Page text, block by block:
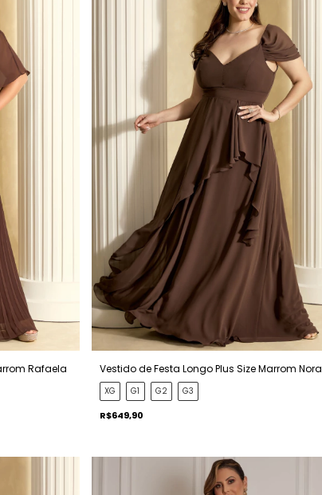
Rafaela Vestido de Festa Longo Plus Size Marrom Nora
XG G1 G2 G3
R$649,90